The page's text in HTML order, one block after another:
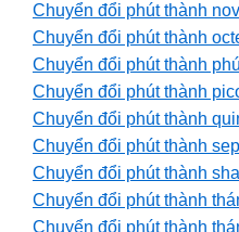
Chuyển đổi phút thành
Chuyển đổi phút thành
Chuyển đổi phút thành
Chuyển đổi phút thành
Chuyển đổi phút thành
Chuyển đổi phút thành
Chuyển đổi phút thành
Chuyển đổi phút thành
Chuyển đổi phút thành